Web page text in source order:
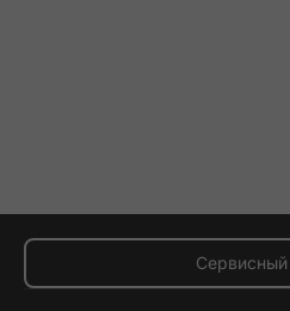
Сервисный